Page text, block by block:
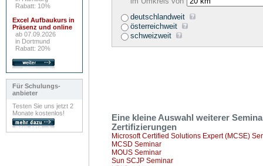
Rabatt: 10%
Excel Aufbaukurs in
Präsenz und online
ab 07.09.2026
in Dortmund
Rabatt: 20%
Für Schulungs-
anbieter
Testen Sie uns jetzt 2
Monate kostenlos!
deutschlandweit
österreichweit
schweizweit
Eine kleine Auswahl weiterer
Zertifizierungen
Microsoft Certified Solutions Expert (MCSE)
MCSD Seminar
MOUS Seminar
Sun SCJP Seminar